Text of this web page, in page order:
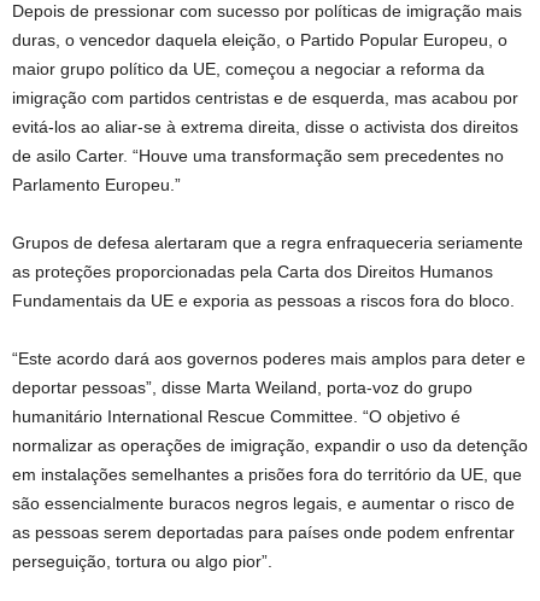
Depois de pressionar com sucesso por políticas de imigração mais
duras, o vencedor daquela eleição, o Partido Popular Europeu, o
maior grupo político da UE, começou a negociar a reforma da
imigração com partidos centristas e de esquerda, mas acabou por
evitá-los ao aliar-se à extrema direita, disse o activista dos direitos
de asilo Carter. “Houve uma transformação sem precedentes no
Parlamento Europeu.”
Grupos de defesa alertaram que a regra enfraqueceria seriamente
as proteções proporcionadas pela Carta dos Direitos Humanos
Fundamentais da UE e exporia as pessoas a riscos fora do bloco.
“Este acordo dará aos governos poderes mais amplos para deter e
deportar pessoas”, disse Marta Weiland, porta-voz do grupo
humanitário International Rescue Committee. “O objetivo é
normalizar as operações de imigração, expandir o uso da detenção
em instalações semelhantes a prisões fora do território da UE, que
são essencialmente buracos negros legais, e aumentar o risco de
as pessoas serem deportadas para países onde podem enfrentar
perseguição, tortura ou algo pior”.